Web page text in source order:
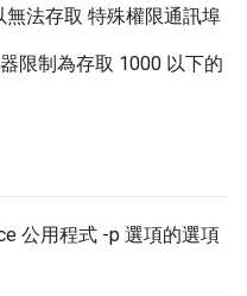
法存取 特殊權限通訊埠
限制為存取 1000 以下的
公用程式 -p 選項的選項